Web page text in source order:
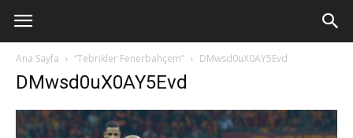
Ana Sayfa “Tebrikler Fenerbahçem” DMwsd0uX0AY5Evd
DMwsd0uX0AY5Evd